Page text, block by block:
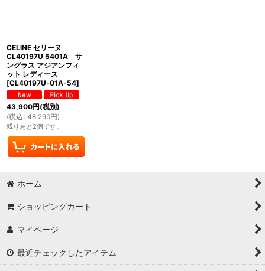
CELINE セリーヌ
CL40197U 5401A サ
ングラス アジアンフィ
ット レディース
[CL40197U-01A-54]
43,900円(税別)
(税込 : 48,290円)
残りあと2個です。
ホーム
ショッピングカート
マイページ
最近チェックしたアイテム